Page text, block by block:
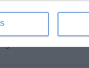
van het
weer,
extra klimaatinfo.